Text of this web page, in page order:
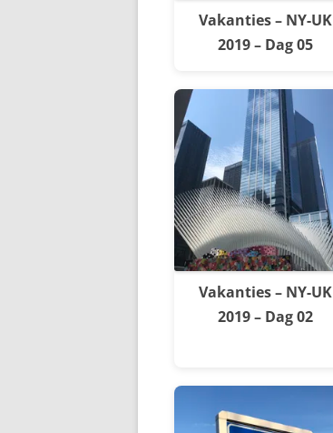
Vakanties – NY-UK
2019 – Dag 05
Vakanties – NY-UK
2019 – Dag 02